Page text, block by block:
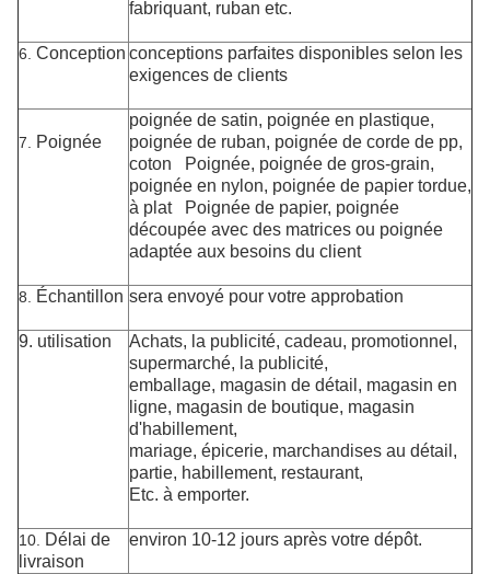
fabriquant, ruban etc.
6. Conception conceptions parfaites disponibles selon les
exigences de clients
7. Poignée
poignée de satin, poignée en plastique,
poignée de ruban, poignée de corde de pp,
coton Poignée, poignée de gros-grain,
poignée en nylon, poignée de papier tordue,
à plat Poignée de papier, poignée
découpée avec des matrices ou poignée
adaptée aux besoins du client
8. Échantillon sera envoyé pour votre approbation
9. utilisation
Achats, la publicité, cadeau, promotionnel,
supermarché, la publicité,
emballage, magasin de détail, magasin en
ligne, magasin de boutique, magasin
d'habillement,
mariage, épicerie, marchandises au détail,
partie, habillement, restaurant,
Etc. à emporter.
10.
Délai de
livraison
environ 10-12 jours après votre dépôt.